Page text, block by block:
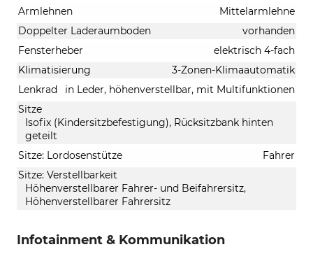
Armlehnen
Mittelarmlehne
Doppelter Laderaumboden
vorhanden
Fensterheber
elektrisch 4-fach
Klimatisierung
3-Zonen-Klimaautomatik
Lenkrad
in Leder, höhenverstellbar, mit Multifunktionen
Sitze
Isofix (Kindersitzbefestigung), Rücksitzbank hinten
geteilt
Sitze: Lordosenstütze
Fahrer
Sitze: Verstellbarkeit
Höhenverstellbarer Fahrer- und Beifahrersitz,
Höhenverstellbarer Fahrersitz
Infotainment & Kommunikation